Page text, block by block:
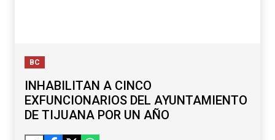
BC
INHABILITAN A CINCO
EXFUNCIONARIOS DEL AYUNTAMIENTO
DE TIJUANA POR UN AÑO